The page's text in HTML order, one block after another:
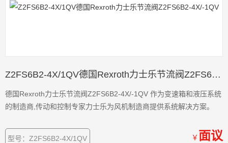
Z2FS6B2-4X/1QV德国Rexroth力士乐节流阀Z2FS6B2-4X/-1QV
德国Rexroth力士乐节流阀Z2FS6B2-4X/-1QV 作为变速箱和液压系统
的制造商,传动和控制专家力士乐为风机制造商提供系统解决方案。
型号：Z2FS6B2-4X/1QV ￥ 面议